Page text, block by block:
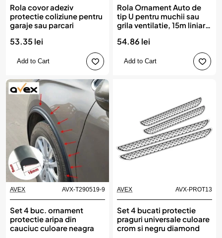
Rola covor adeziv
protectie coliziune pentru
garaje sau parcari
53.35 lei
Add to Cart
Rola Ornament Auto de
tip U pentru muchii sau
grila ventilatie, 15m liniari,
54.86 lei
Add to Cart
AVEX AVX-T290519-9
Set 4 buc. ornament
protectie aripa din
cauciuc culoare neagra
AVEX AVX-PROT13
Set 4 bucati protectie
praguri universale culoare
crom si negru diamond